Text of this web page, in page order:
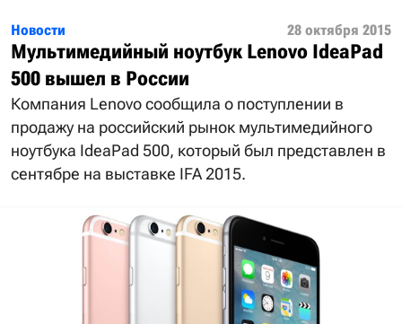
Новости 28 октября 2015
Мультимедийный ноутбук Lenovo IdeaPad
500 вышел в России
Компания Lenovo сообщила о поступлении в
продажу на российский рынок мультимедийного
ноутбука IdeaPad 500, который был представлен в
сентябре на выставке IFA 2015.